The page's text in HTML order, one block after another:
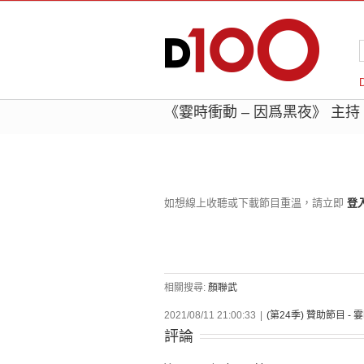
《霎時衝動 – 因爲黑夜》 主
如想線上收聽或下載節目重溫，請立即 登
相關搜尋: 顏聯武
2021/08/11 21:00:33 (第24季) 贊助節目 -
評論